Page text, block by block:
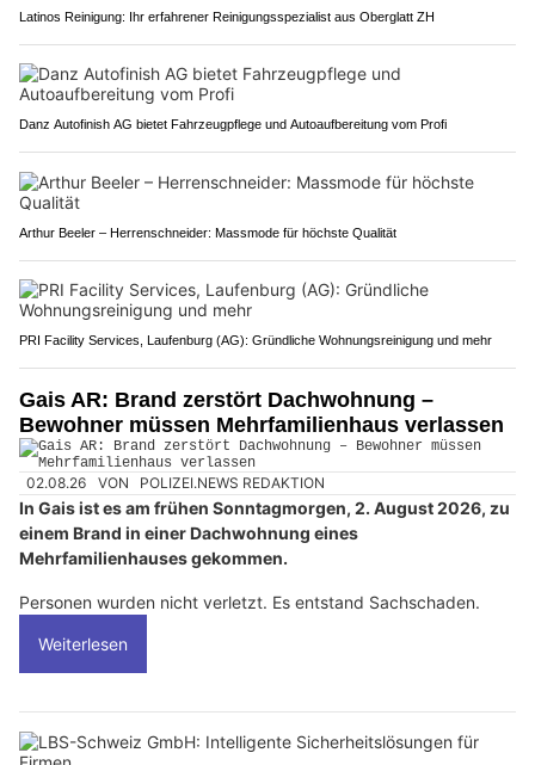
Latinos Reinigung: Ihr erfahrener Reinigungsspezialist aus Oberglatt ZH
Danz Autofinish AG bietet Fahrzeugpflege und Autoaufbereitung vom Profi
Arthur Beeler – Herrenschneider: Massmode für höchste Qualität
PRI Facility Services, Laufenburg (AG): Gründliche Wohnungsreinigung und mehr
Gais AR: Brand zerstört Dachwohnung –
Bewohner müssen Mehrfamilienhaus verlassen
02.08.26 VON POLIZEI.NEWS REDAKTION
In Gais ist es am frühen Sonntagmorgen, 2. August 2026, zu
einem Brand in einer Dachwohnung eines
Mehrfamilienhauses gekommen.
Personen wurden nicht verletzt. Es entstand Sachschaden.
Weiterlesen